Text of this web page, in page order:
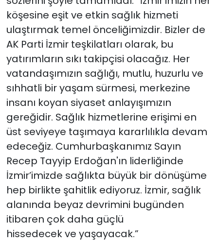
köşesine eşit ve etkin sağlık hizmeti
ulaştırmak temel önceliğimizdir. Bizler de
AK Parti İzmir teşkilatları olarak, bu
yatırımların sıkı takipçisi olacağız. Her
vatandaşımızın sağlığı, mutlu, huzurlu ve
sıhhatli bir yaşam sürmesi, merkezine
insanı koyan siyaset anlayışımızın
gereğidir. Sağlık hizmetlerine erişimi en
üst seviyeye taşımaya kararlılıkla devam
edeceğiz. Cumhurbaşkanımız Sayın
Recep Tayyip Erdoğan'ın liderliğinde
İzmir’imizde sağlıkta büyük bir dönüşüme
hep birlikte şahitlik ediyoruz. İzmir, sağlık
alanında beyaz devrimini bugünden
itibaren çok daha güçlü
hissedecek ve yaşayacak.”